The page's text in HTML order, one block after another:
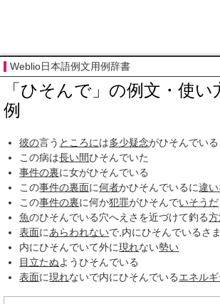
Weblio日本語例文用例辞書
「ひそんで」の例文・使い
例
彼の言う ところには多少疑念がひそんでいる
この病は長い間ひそんでいた
事件の裏に女がひそんでいる
この事件の裏面に何者かひそんでいるに違
この事件の裏に何か犯罪がひそんでいそうだ
魚のひそんでいる穴へえさを近づけて釣る
表面にあらわれないで,内にひそんでいるさま
内にひそんでいて外に現れない勢い
目立たぬようひそんでいる
表面に現れないで内にひそんでいるエネルギ